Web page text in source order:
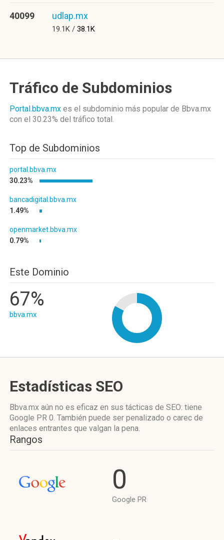
40099 udlap.mx
19.1K / 38.1K
Tráfico de Subdominios
Portal.bbva.mx es el subdominio más popular de Bbva.mx
con el 30.23% del tráfico total.
Top de Subdominios
portal.bbva.mx
30.23%
bancadigital.bbva.mx
1.49%
openmarket.bbva.mx
0.79%
Este Dominio
67%
bbva.mx
Estadísticas SEO
Bbva.mx aún no es eficaz en sus tácticas de SEO: tiene
Google PR 0. También puede ser penalizado o carec de
enlaces entrantes que valgan la pena.
Rangos
0
Google PR